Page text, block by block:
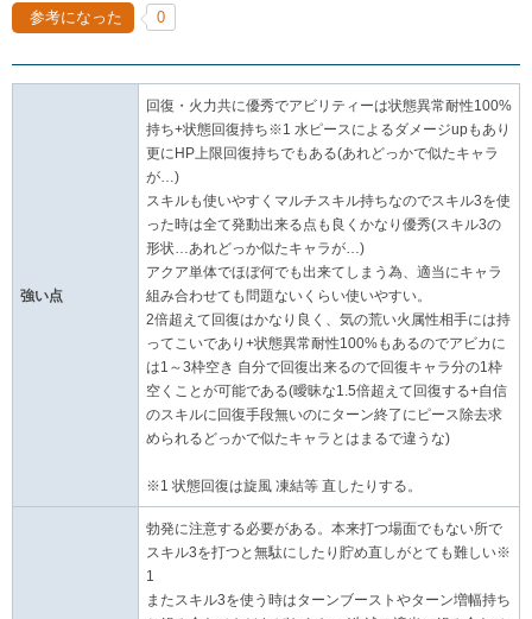
参考になった 0
強い点
回復・火力共に優秀でアビリティーは状態異常耐性100%
持ち+状態回復持ち※1 水ピースによるダメージupもあり
更にHP上限回復持ちでもある(あれどっかで似たキャラ
が…)
スキルも使いやすくマルチスキル持ちなのでスキル3を使
った時は全て発動出来る点も良くかなり優秀(スキル3の
形状…あれどっか似たキャラが…)
アクア単体でほぼ何でも出来てしまう為、適当にキャラ
組み合わせても問題ないくらい使いやすい。
2倍超えて回復はかなり良く、気の荒い火属性相手には持
ってこいであり+状態異常耐性100%もあるのでアビカに
は1～3枠空き 自分で回復出来るので回復キャラ分の1枠
空くことが可能である(曖昧な1.5倍超えて回復する+自信
のスキルに回復手段無いのにターン終了にピース除去求
められるどっかで似たキャラとはまるで違うな)
※1 状態回復は旋風 凍結等 直したりする。
勃発に注意する必要がある。本来打つ場面でもない所で
スキル3を打つと無駄にしたり貯め直しがとても難しい※
1
またスキル3を使う時はターンブーストやターン増幅持ち